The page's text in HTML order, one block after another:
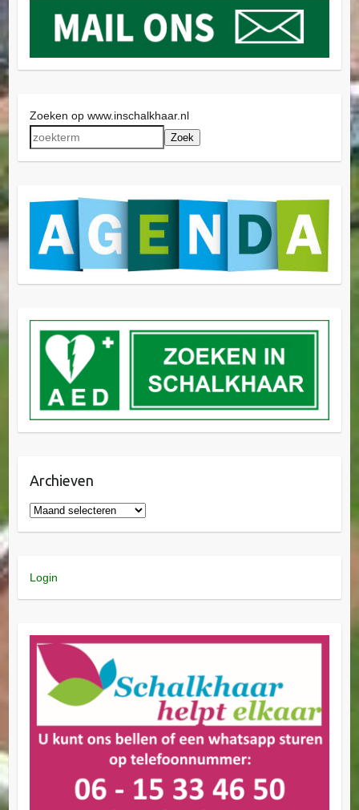
Zoeken op www.inschalkhaar.nl
Zoek
Archieven
Login